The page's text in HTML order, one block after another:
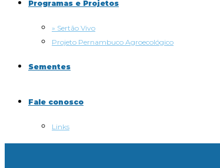
Programas e Projetos
» Sertão Vivo
Projeto Pernambuco Agroecológico
Sementes
Fale conosco
Links